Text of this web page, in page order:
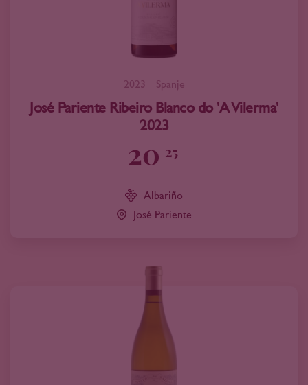
2023 Spanje
José Pariente Ribeiro Blanco do 'A Vilerma'
2023
20 25
Albariño
José Pariente